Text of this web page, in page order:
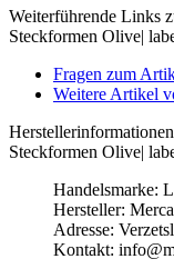
Weiterführende Links
Steckformen Olive|
Fragen zum
Weitere Artikel
Steckformen Olive|
Handelsmarke:
Hersteller:
Adresse:
Kontakt: